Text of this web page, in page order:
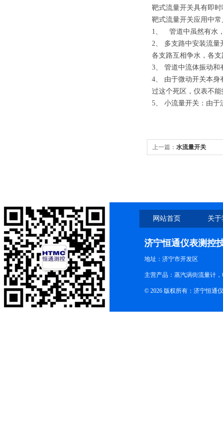
靶式流量开关具有即
靶式流量开关应用中
1、 管道中虽然有水
2、 多支路中安装流
各支路互相争水，各
3、 管道中流体振动和
4、 由于微动开关本
过这个死区，仪表不
5、 小流量开关：由
上一篇： 水流量开关
网站首页 关
济宁恒通仪表测控
地址：济宁市开发区
主营产品：蒸汽涡街流量计
© 2026 版权所有：济宁恒通